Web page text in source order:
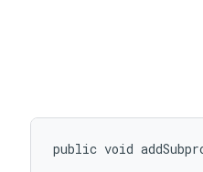
public void